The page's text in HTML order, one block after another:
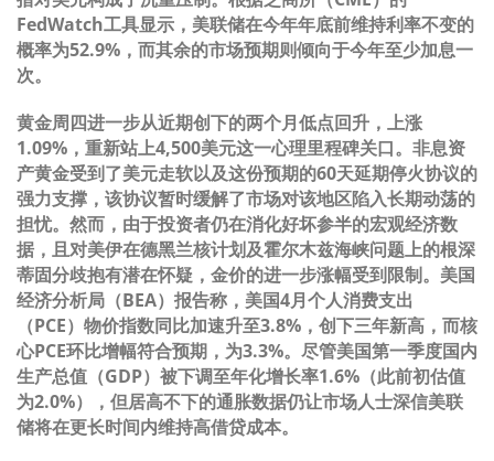
FedWatch工具显示，美联储在今年年底前维持利率不变的
概率为52.9%，而其余的市场预期则倾向于今年至少加息一
次。
黄金周四进一步从近期创下的两个月低点回升，上涨
1.09%，重新站上4,500美元这一心理里程碑关口。非息资
产黄金受到了美元走软以及这份预期的60天延期停火协议的
强力支撑，该协议暂时缓解了市场对该地区陷入长期动荡的
担忧。然而，由于投资者仍在消化好坏参半的宏观经济数
据，且对美伊在德黑兰核计划及霍尔木兹海峡问题上的根深
蒂固分歧抱有潜在怀疑，金价的进一步涨幅受到限制。美国
经济分析局（BEA）报告称，美国4月个人消费支出
（PCE）物价指数同比加速升至3.8%，创下三年新高，而核
心PCE环比增幅符合预期，为3.3%。尽管美国第一季度国内
生产总值（GDP）被下调至年化增长率1.6%（此前初估值
为2.0%），但居高不下的通胀数据仍让市场人士深信美联
储将在更长时间内维持高借贷成本。